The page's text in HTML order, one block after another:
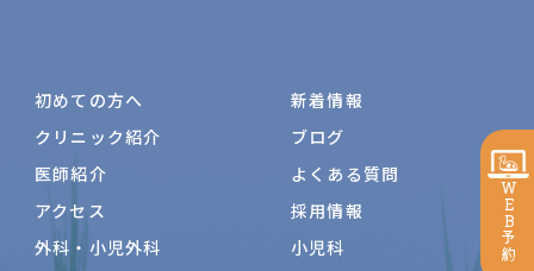
初めての方へ
クリニック紹介
医師紹介
アクセス
外科・小児外科
新着情報
ブログ
よくある質問
採用情報
小児科
WEB予約